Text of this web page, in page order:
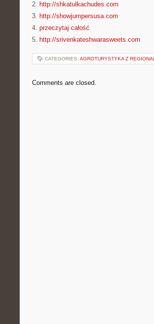
2. http://shkatulkachudes.com
3. http://showjumpersusa.com
4. przeczytaj całość
5. http://srivenkateshwarasweets.com
CATEGORIES: AGROTURYSTYKA Z
Comments are closed.